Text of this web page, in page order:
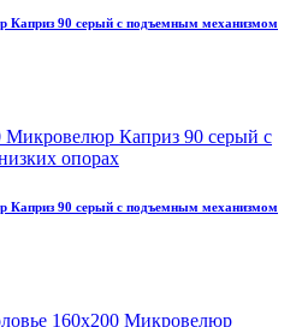
Каприз 90 серый с подъемным механизмом
Каприз 90 серый с подъемным механизмом